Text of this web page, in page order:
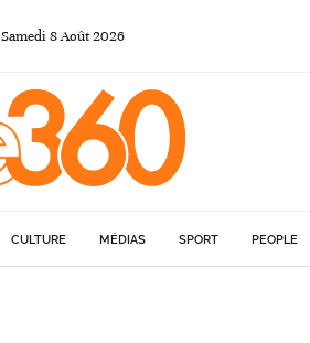
Samedi 8Août2026
CULTURE MÉDIAS SPORT PEOPLE